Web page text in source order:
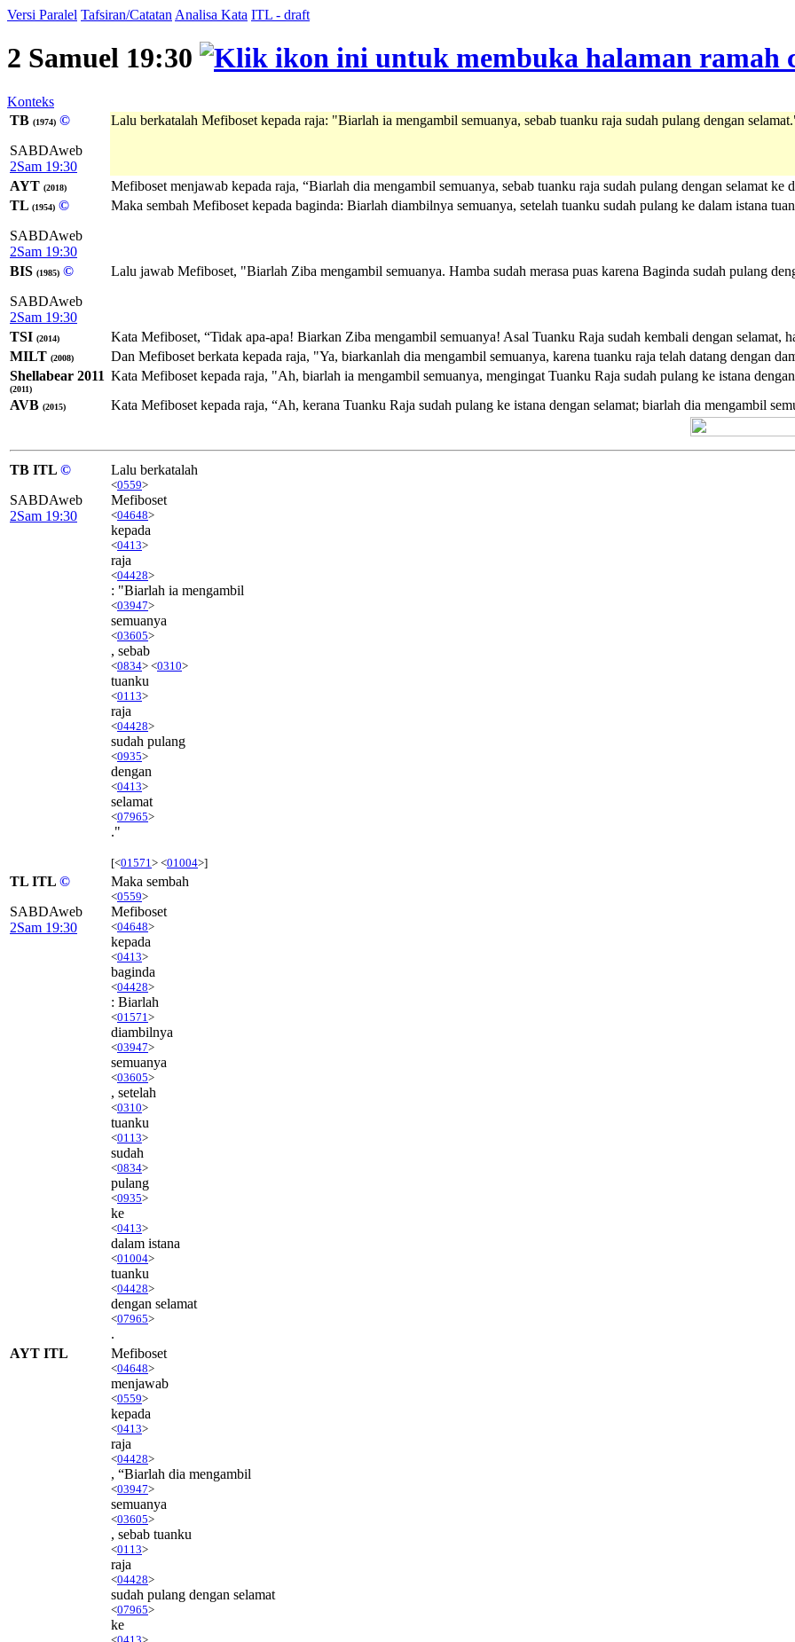
Versi Paralel Tafsiran/Catatan Analisa Kata ITL - draft
2 Samuel 19:30
Konteks
TB (1974) ©
SABDAweb
2Sam 19:30
Lalu berkatalah Mefiboset kepada raja: "Biarlah ia mengambil semuanya, sebab tuanku raja sudah pulang dengan
AYT (2018)
Mefiboset menjawab kepada raja, “Biarlah dia mengambil semuanya, sebab tuanku raja sudah pulang dengan selamat ke
TL (1954) ©
SABDAweb
2Sam 19:30
Maka sembah Mefiboset kepada baginda: Biarlah diambilnya semuanya, setelah tuanku sudah pulang ke dalam istana
BIS (1985) ©
SABDAweb
2Sam 19:30
Lalu jawab Mefiboset, "Biarlah Ziba mengambil semuanya. Hamba sudah merasa puas karena Baginda sudah pulang
TSI (2014)
Kata Mefiboset, “Tidak apa-apa! Biarkan Ziba mengambil semuanya! Asal Tuanku Raja sudah kembali dengan selamat,
MILT (2008)
Dan Mefiboset berkata kepada raja, "Ya, biarkanlah dia mengambil semuanya, karena tuanku raja telah datang dengan
Shellabear 2011
(2011)
Kata Mefiboset kepada raja, "Ah, biarlah ia mengambil semuanya, mengingat Tuanku Raja sudah pulang ke istana
AVB (2015) Kata Mefiboset kepada raja, “Ah, kerana Tuanku Raja sudah pulang ke istana dengan selamat; biarlah dia mengambil
TB ITL ©
SABDAweb
2Sam 19:30
Lalu berkatalah
<0559>
Mefiboset
<04648>
kepada
<0413>
raja
<04428>
: "Biarlah ia mengambil
<03947>
semuanya
<03605>
, sebab
<0834> <0310>
tuanku
<0113>
raja
<04428>
sudah pulang
<0935>
dengan
<0413>
selamat
<07965>
."
[<01571 > <01004>]
TL ITL ©
SABDAweb
2Sam 19:30
Maka sembah
<0559>
Mefiboset
<04648>
kepada
<0413>
baginda
<04428>
: Biarlah
<01571 >
diambilnya
<03947>
semuanya
<03605>
, setelah
<0310>
tuanku
<0113>
sudah
<0834>
pulang
<0935>
ke
<0413>
dalam istana
<01004>
tuanku
<04428>
dengan selamat
<07965>
.
AYT ITL
Mefiboset
<04648>
menjawab
<0559>
kepada
<0413>
raja
<04428>
, “Biarlah dia mengambil
<03947>
semuanya
<03605>
, sebab tuanku
<0113>
raja
<04428>
sudah pulang dengan selamat
<07965>
ke